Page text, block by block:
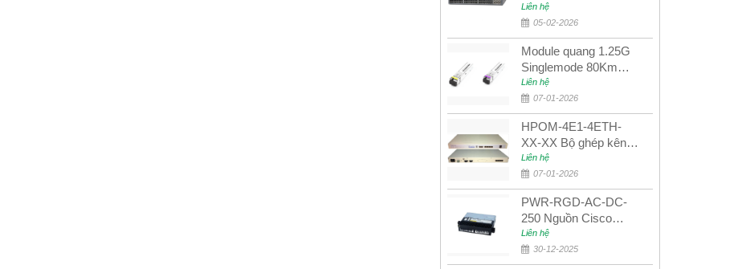
Juniper QFX5100-48S
Liên hệ
05-02-2026
Module quang 1.25G
Singlemode 80Km
UPCOM MWS-12-45-
80AD/MWS-12-54-
80BD
Liên hệ
07-01-2026
HPOM-4E1-4ETH-
XX-XX Bộ ghép kênh
quang quản lý SDH
4E1+4ETH+RS232
Liên hệ
07-01-2026
PWR-RGD-AC-DC-
250 Nguồn Cisco
Industrial 250W
PoE/PoE+
Liên hệ
30-12-2025